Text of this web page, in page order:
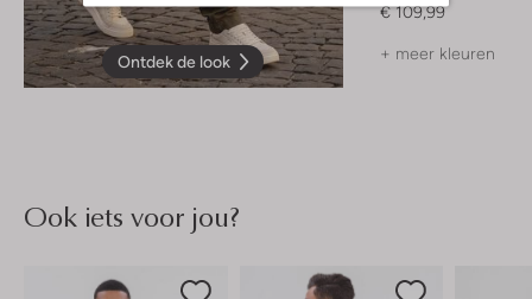
Ontdek de look
€ 109,99
+ meer kleuren
Ook iets voor jou?